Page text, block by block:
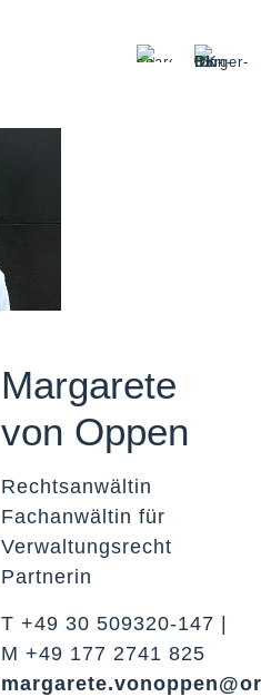
Margarete
von Oppen
Rechtsanwältin
Fachanwältin für
Verwaltungsrecht
Partnerin
T +49 30 509320-147 |
M +49 177 2741 825